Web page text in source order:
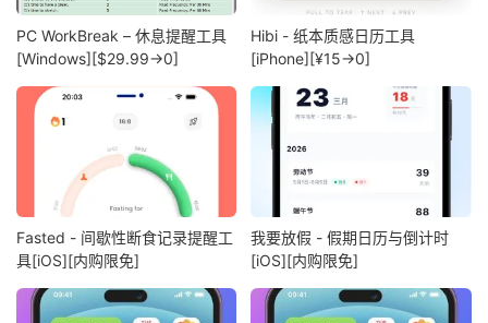
PC WorkBreak – 休息提醒工具
[Windows][$29.99→0]
Hibi - 纸本质感日历工具
[iPhone][¥15→0]
Fasted - 间歇性断食记录提醒工
具[iOS][内购限免]
我要放假 - 假期日历与倒计时
[iOS][内购限免]